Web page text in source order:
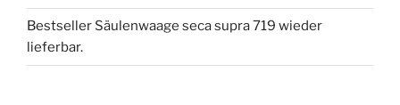
Bestseller Säulenwaage seca supra 719 wieder
lieferbar.